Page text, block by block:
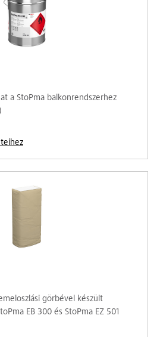
a StoPma balkonrendszerhez
görbével készült
EB 300 és StoPma EZ 501